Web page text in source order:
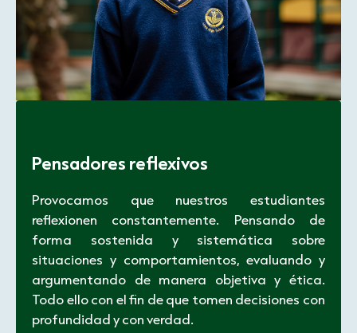
Pensadores reflexivos
Provocamos que nuestros estudiantes
reflexionen constantemente. Pensando de
forma sostenida y sistemática sobre
situaciones y comportamientos, evaluando y
argumentando de manera objetiva y ética.
Todo ello con el fin de que tomen decisiones con
profundidad y con verdad.